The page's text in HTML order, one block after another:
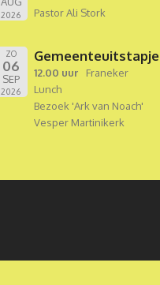
2026
Pastor Ali Stork
ZO
06
SEP
2026
Gemeenteuitstapje
12.00 uur
Franeker
Lunch
Bezoek 'Ark van Noach'
Vesper Martinikerk